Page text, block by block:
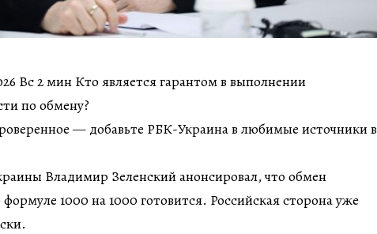
Вс 2 мин Кто является гарантом в выполнении
по обмену?
— добавьте РБК-Украина в любимые источники в
Владимир Зеленский анонсировал, что обмен
1000 на 1000 готовится. Российская сторона уже